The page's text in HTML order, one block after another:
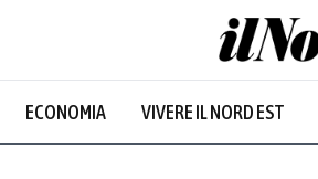
ECONOMIA VIVERE IL NORD EST